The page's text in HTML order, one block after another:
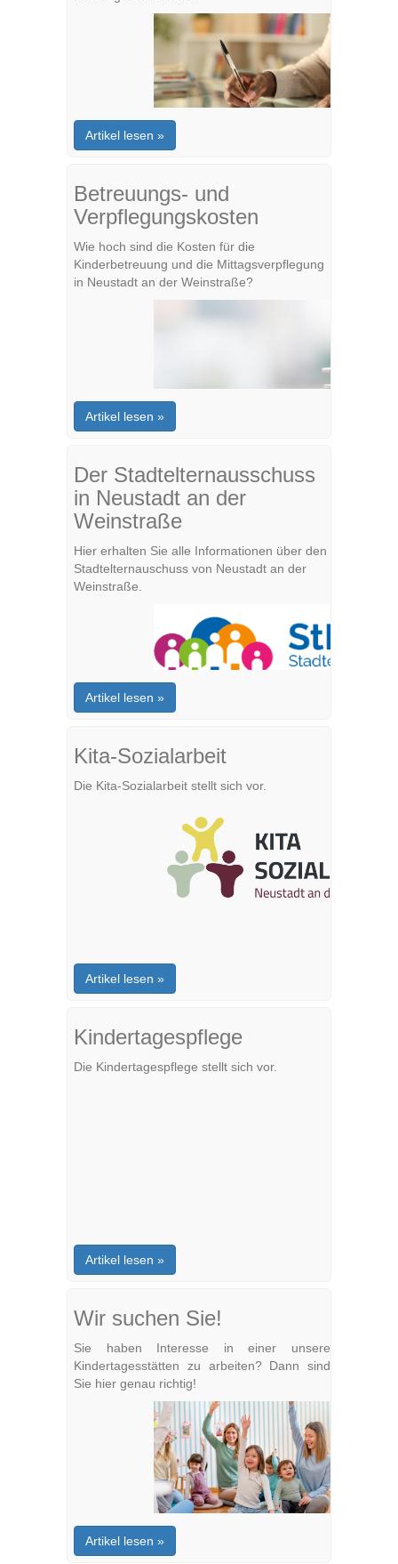
Artikel lesen »
Betreuungs- und
Verpflegungskosten
Wie hoch sind die Kosten für die
Kinderbetreuung und die Mittagsverpflegung
in Neustadt an der Weinstraße?
Artikel lesen »
Der Stadtelternausschuss
in Neustadt an der
Weinstraße
Hier erhalten Sie alle Informationen über den
Stadtelternauschuss von Neustadt an der
Weinstraße.
Artikel lesen »
Kita-Sozialarbeit
Die Kita-Sozialarbeit stellt sich vor.
Artikel lesen »
Kindertagespflege
Die Kindertagespflege stellt sich vor.
Artikel lesen »
Wir suchen Sie!
Sie haben Interesse in einer unsere
Kindertagesstätten zu arbeiten? Dann sind
Sie hier genau richtig!
Artikel lesen »